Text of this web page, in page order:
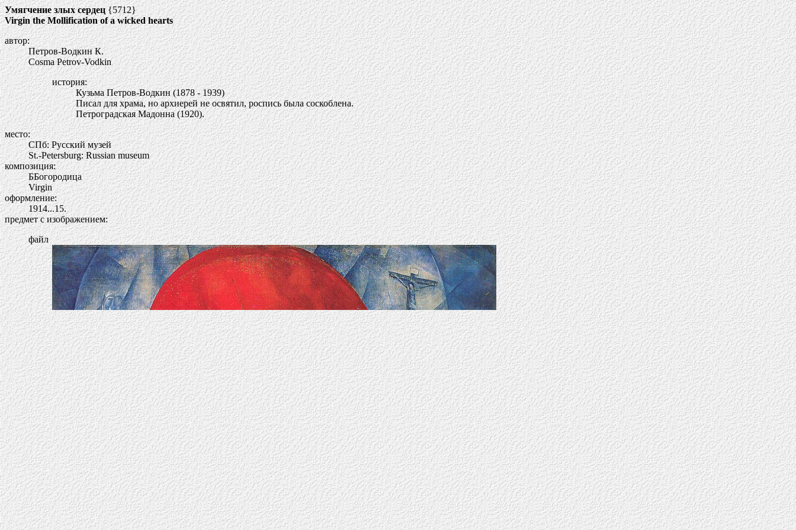
Умягчение злых сердец{5712}
Virgin the Mollification of a wicked hearts
автор:
Петров-Водкин К.
Cosma Petrov-Vodkin
история:
Кузьма Петров-Водкин (1878 - 1939)
Писал для храма, но архиерей не освятил, роспись была соскоблена.
Петроградская Мадонна (1920).
место:
СПб: Русский музей
St.-Petersburg: Russian museum
композиция:
ББогородица
Virgin
оформление:
1914...15.
предмет с изображением:
файл